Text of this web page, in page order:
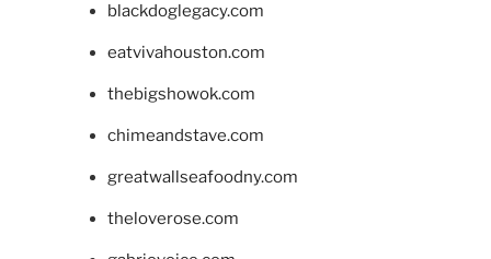
blackdoglegacy.com
eatvivahouston.com
thebigshowok.com
chimeandstave.com
greatwallseafoodny.com
theloverose.com